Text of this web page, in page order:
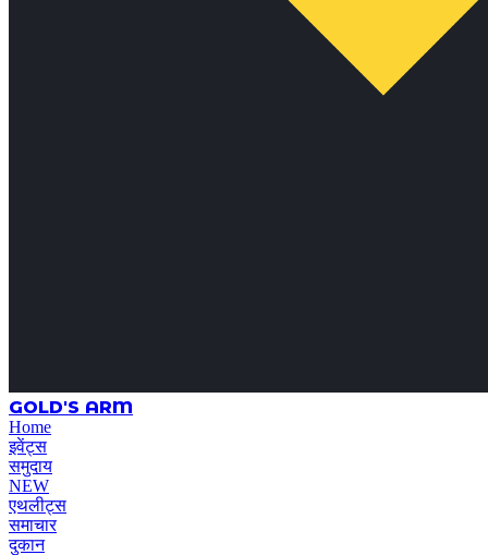
GOLD'S ARM
Home
इवेंट्स
समुदाय
NEW
एथलीट्स
समाचार
दुकान